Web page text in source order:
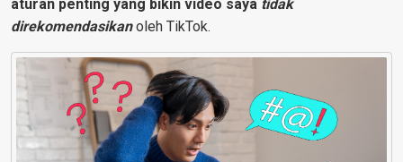
aturan penting yang bikin video saya tidak
direkomendasikanoleh TikTok.